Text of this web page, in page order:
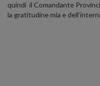
quindi il Comandante
la gratitudine mia e